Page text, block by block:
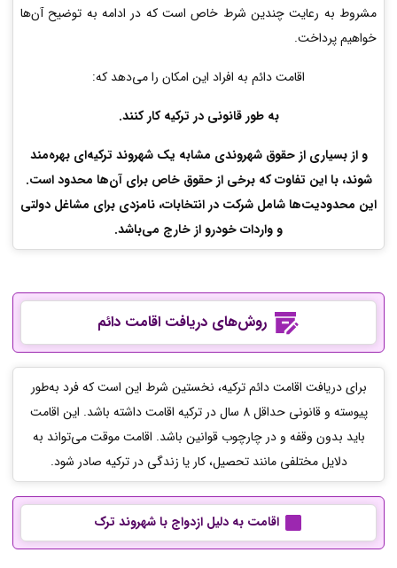
مشروط به رعایت چندین شرط خاص است که در ادامه به توضیح آن‌ها
خواهیم پرداخت.
اقامت دائم به افراد این امکان را می‌دهد که:
به طور قانونی در ترکیه کار کنند.
و از بسیاری از حقوق شهروندی مشابه یک شهروند ترکیه‌ای بهره‌مند
شوند، با این تفاوت که برخی از حقوق خاص برای آن‌ها محدود است.
این محدودیت‌ها شامل شرکت در انتخابات، نامزدی برای مشاغل دولتی
و واردات خودرو از خارج می‌باشد.
روش‌های دریافت اقامت دائم
برای دریافت اقامت دائم ترکیه، نخستین شرط این است که فرد به‌طور
پیوسته و قانونی حداقل 8 سال در ترکیه اقامت داشته باشد. این اقامت
باید بدون وقفه و در چارچوب قوانین باشد. اقامت موقت می‌تواند به
دلایل مختلفی مانند تحصیل، کار یا زندگی در ترکیه صادر شود.
اقامت به دلیل ازدواج با شهروند ترک